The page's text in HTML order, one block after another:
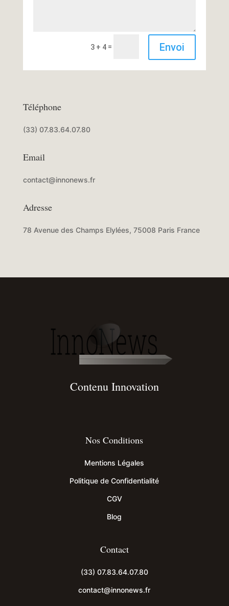
3 + 4 = Envoi
Téléphone
(33) 07.83.64.07.80
Email
contact@innonews.fr
Adresse
78 Avenue des Champs Elylées, 75008 Paris France
Contenu Innovation
Nos Conditions
Mentions Légales
Politique de Confidentialité
CGV
Blog
Contact
(33) 07.83.64.07.80
contact@innonews.fr